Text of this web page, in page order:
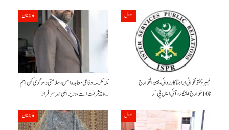
بلوچستان
مکہ مکرمہ دفاعی معاہدہ امن، سلامتی و سوگوی کن اہم
ءُ پیشرفت اسے،وزیراعلیٰ میر سرفراز…
حوال
خیبر پختونخوا ٹی اِرا جتا کارروائی، فتنۃ الخوارج
نا 10خوارج خلنگار،آئی ایس پی آر
بلوچستان حوال